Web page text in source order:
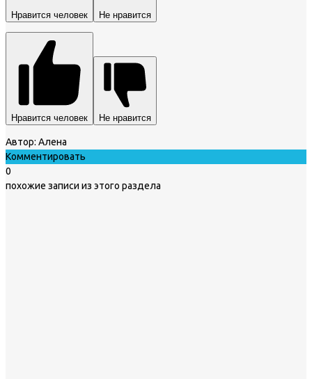
Нравится человек Не нравится
Нравится человек Не нравится
Автор: Алена
Комментировать
0
похожие записи из этого раздела